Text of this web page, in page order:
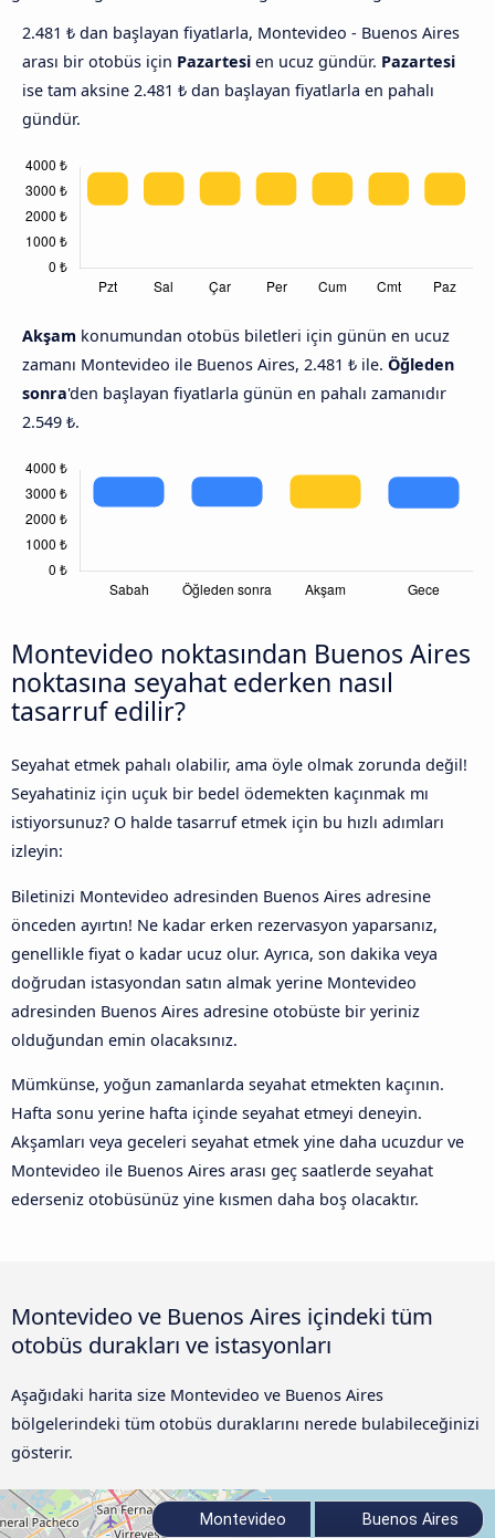
2.481 ₺ dan başlayan fiyatlarla, Montevideo - Buenos Aires
arası bir otobüs için Pazartesi en ucuz gündür. Pazartesi
ise tam aksine 2.481 ₺ dan başlayan fiyatlarla en pahalı
gündür.
Akşam konumundan otobüs biletleri için günün en ucuz
zamanı Montevideo ile Buenos Aires, 2.481 ₺ ile. Öğleden
sonra'den başlayan fiyatlarla günün en pahalı zamanıdır
2.549 ₺.
Montevideo noktasından Buenos Aires
noktasına seyahat ederken nasıl
tasarruf edilir?
Seyahat etmek pahalı olabilir, ama öyle olmak zorunda değil!
Seyahatiniz için uçuk bir bedel ödemekten kaçınmak mı
istiyorsunuz? O halde tasarruf etmek için bu hızlı adımları
izleyin:
Biletinizi Montevideo adresinden Buenos Aires adresine
önceden ayırtın! Ne kadar erken rezervasyon yaparsanız,
genellikle fiyat o kadar ucuz olur. Ayrıca, son dakika veya
doğrudan istasyondan satın almak yerine Montevideo
adresinden Buenos Aires adresine otobüste bir yeriniz
olduğundan emin olacaksınız.
Mümkünse, yoğun zamanlarda seyahat etmekten kaçının.
Hafta sonu yerine hafta içinde seyahat etmeyi deneyin.
Akşamları veya geceleri seyahat etmek yine daha ucuzdur ve
Montevideo ile Buenos Aires arası geç saatlerde seyahat
ederseniz otobüsünüz yine kısmen daha boş olacaktır.
Montevideo ve Buenos Aires içindeki tüm
otobüs durakları ve istasyonları
Aşağıdaki harita size Montevideo ve Buenos Aires
bölgelerindeki tüm otobüs duraklarını nerede bulabileceğinizi
gösterir.
Montevideo Buenos Aires